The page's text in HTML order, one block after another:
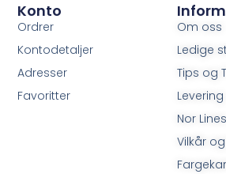
Om oss
Ledige
Tips og
Levering
Nor
Vilkår
Konto
Ordrer
Kontodetaljer
Adresser
Favoritter